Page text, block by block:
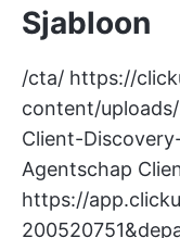
Sjabloon
/cta/ https://
content/
Client-
Agentschap
https://